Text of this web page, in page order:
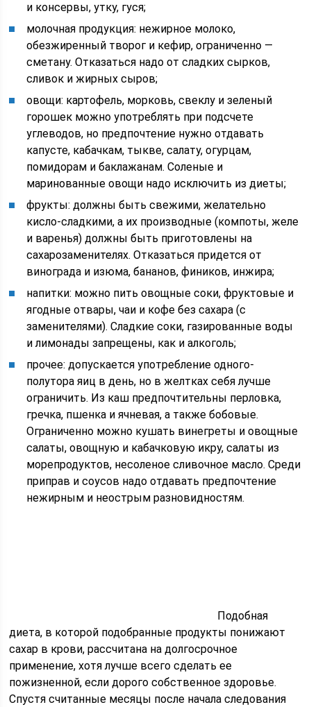
и консервы, утку, гуся;
молочная продукция: нежирное молоко,
обезжиренный творог и кефир, ограниченно —
сметану. Отказаться надо от сладких сырков,
сливок и жирных сыров;
овощи: картофель, морковь, свеклу и зеленый
горошек можно употреблять при подсчете
углеводов, но предпочтение нужно отдавать
капусте, кабачкам, тыкве, салату, огурцам,
помидорам и баклажанам. Соленые и
маринованные овощи надо исключить из диеты;
фрукты: должны быть свежими, желательно
кисло-сладкими, а их производные (компоты, желе
и варенья) должны быть приготовлены на
сахарозаменителях. Отказаться придется от
винограда и изюма, бананов, фиников, инжира;
напитки: можно пить овощные соки, фруктовые и
ягодные отвары, чаи и кофе без сахара (с
заменителями). Сладкие соки, газированные воды
и лимонады запрещены, как и алкоголь;
прочее: допускается употребление одного-
полутора яиц в день, но в желтках себя лучше
ограничить. Из каш предпочтительны перловка,
гречка, пшенка и ячневая, а также бобовые.
Ограниченно можно кушать винегреты и овощные
салаты, овощную и кабачковую икру, салаты из
морепродуктов, несоленое сливочное масло. Среди
приправ и соусов надо отдавать предпочтение
нежирным и неострым разновидностям.
Подобная
диета, в которой подобранные продукты понижают
сахар в крови, рассчитана на долгосрочное
применение, хотя лучше всего сделать ее
пожизненной, если дорого собственное здоровье.
Спустя считанные месяцы после начала следования